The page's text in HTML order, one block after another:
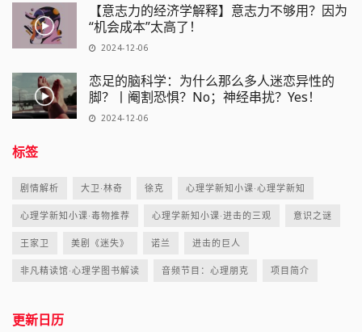
【意志力的经济学解释】意志力不够用？因为
“机会成本”太高了！
2024-12-06
恋足的脑科学：为什么那么多人迷恋异性的
脚？丨阉割恐惧？No；神经串扰？Yes！
2024-12-06
标签
剧情解析 大卫·林奇 徐克 心理学新知小课·心理学新知
心理学新知小课·毒物推荐 心理学新知小课·进击的三观 意识之谜
王家卫 美剧《迷失》 诺兰 进击的巨人
非凡精读馆·心理学图书解读 音频节目：心理朋克 项目简介
更新日历